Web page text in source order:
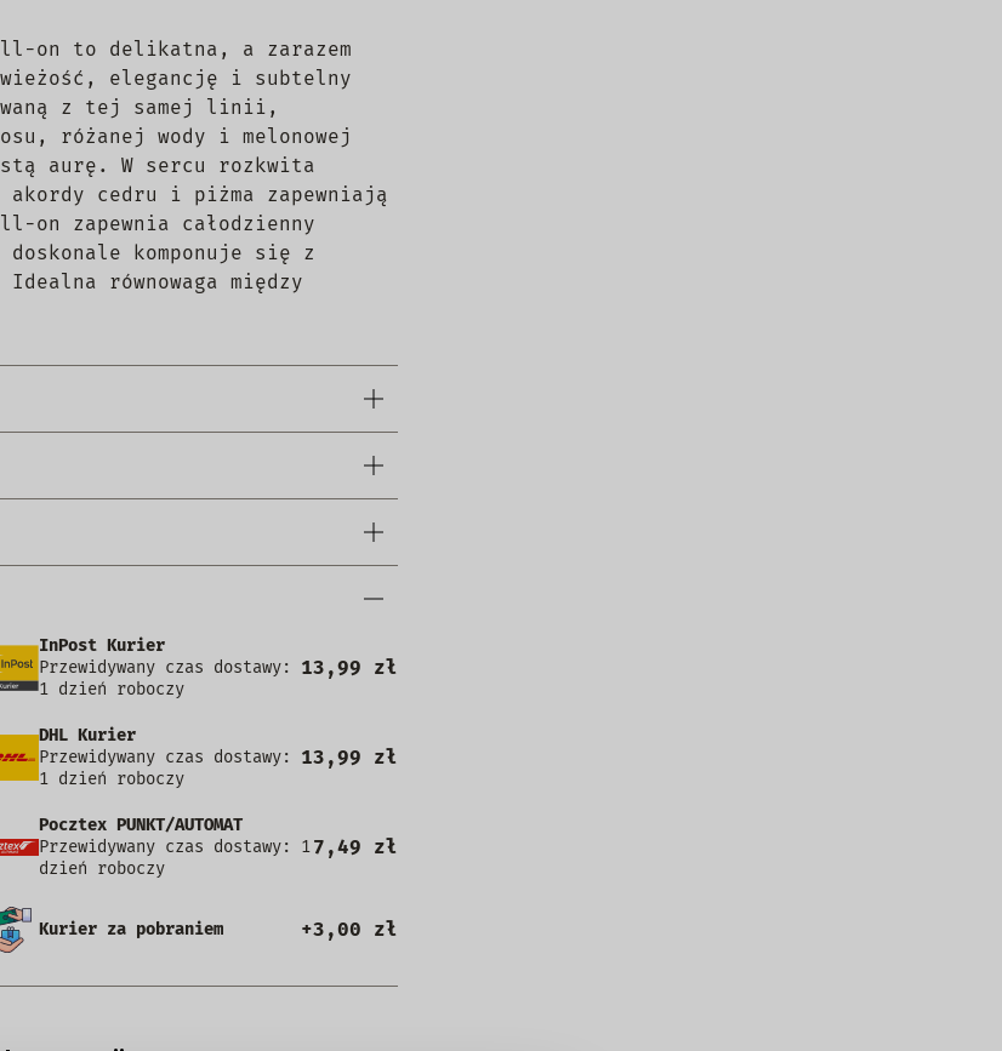
on to delikatna, a zarazem
elegancję i subtelny
z tej samej linii,
różanej wody i melonowej
aurę. W sercu rozkwita
cedru i piżma zapewniają
on zapewnia całodzienny
komponuje się z
równowaga między
InPost Kurier
Przewidywany czas dostawy:
1 dzień roboczy
13,99 zł
DHL Kurier
Przewidywany czas dostawy:
1 dzień roboczy
13,99 zł
Pocztex PUNKT/AUTOMAT
Przewidywany czas dostawy: 1
dzień roboczy
7,49 zł
Kurier za pobraniem +3,00 zł